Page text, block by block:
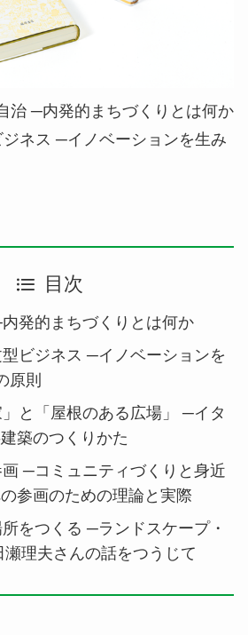
治 ─内発的まちづくりとは何か
ネス ─イノベーションを生み
目次
発的まちづくりとは何か
ビジネス ─イノベーションを
原則
と「屋根のある広場」 ─イタ
築のつくりかた
─コミュニティづくりと身近
参画のための理論と実際
をつくる ─ランドスケープ・
瀬理夫さんの話をつうじて